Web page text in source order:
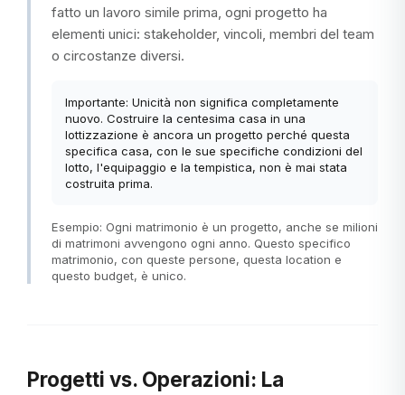
fatto un lavoro simile prima, ogni progetto ha
elementi unici: stakeholder, vincoli, membri del team
o circostanze diversi.
Importante: Unicità non significa completamente
nuovo. Costruire la centesima casa in una
lottizzazione è ancora un progetto perché questa
specifica casa, con le sue specifiche condizioni del
lotto, l'equipaggio e la tempistica, non è mai stata
costruita prima.
Esempio: Ogni matrimonio è un progetto, anche se milioni
di matrimoni avvengono ogni anno. Questo specifico
matrimonio, con queste persone, questa location e
questo budget, è unico.
Progetti vs. Operazioni: La